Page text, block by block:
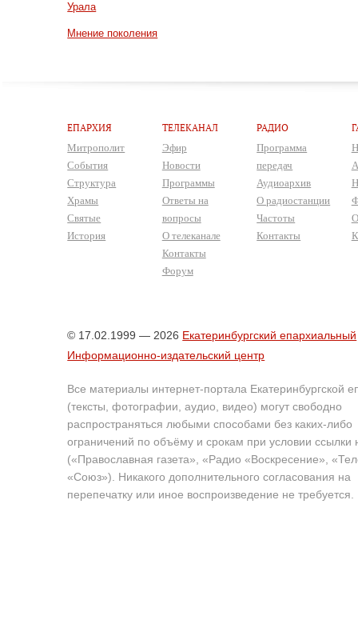
Урала
Мнение поколения
ЕПАРХИЯ
Митрополит
События
Структура
Храмы
Святые
История
ТЕЛЕКАНАЛ
Эфир
Новости
Программы
Ответы на
вопросы
О телеканале
Контакты
Форум
РАДИО
Программа
передач
Аудиоархив
О радиостанции
Частоты
Контакты
© 17.02.1999 — 2026 Екатеринбургский епархиальный
Информационно-издательский центр
Все материалы интернет-портала Екатеринбургской
(тексты, фотографии, аудио, видео) могут свободно
распространяться любыми способами без каких-либо
ограничений по объёму и срокам при условии ссылки
(«Православная газета», «Радио «Воскресение»,
«Союз»). Никакого дополнительного согласования на
перепечатку или иное воспроизведение не требуется.